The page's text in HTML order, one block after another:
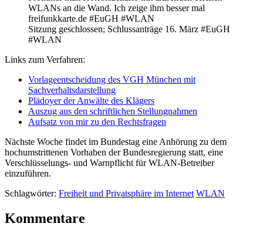
WLANs an die Wand. Ich zeige ihm besser mal
freifunkkarte.de #EuGH #WLAN
Sitzung geschlossen; Schlussanträge 16. März #EuGH
#WLAN
Links zum Verfahren:
Vorlageentscheidung des VGH München mit
Sachverhaltsdarstellung
Plädoyer der Anwälte des Klägers
Auszug aus den schriftlichen Stellungnahmen
Aufsatz von mir zu den Rechtsfragen
Nächste Woche findet im Bundestag eine Anhörung zu dem
hochumstrittenen Vorhaben der Bundesregierung statt, eine
Verschlüsselungs- und Warnpflicht für WLAN-Betreiber
einzuführen.
Schlagwörter: Freiheit und Privatsphäre im Internet WLAN
Kommentare